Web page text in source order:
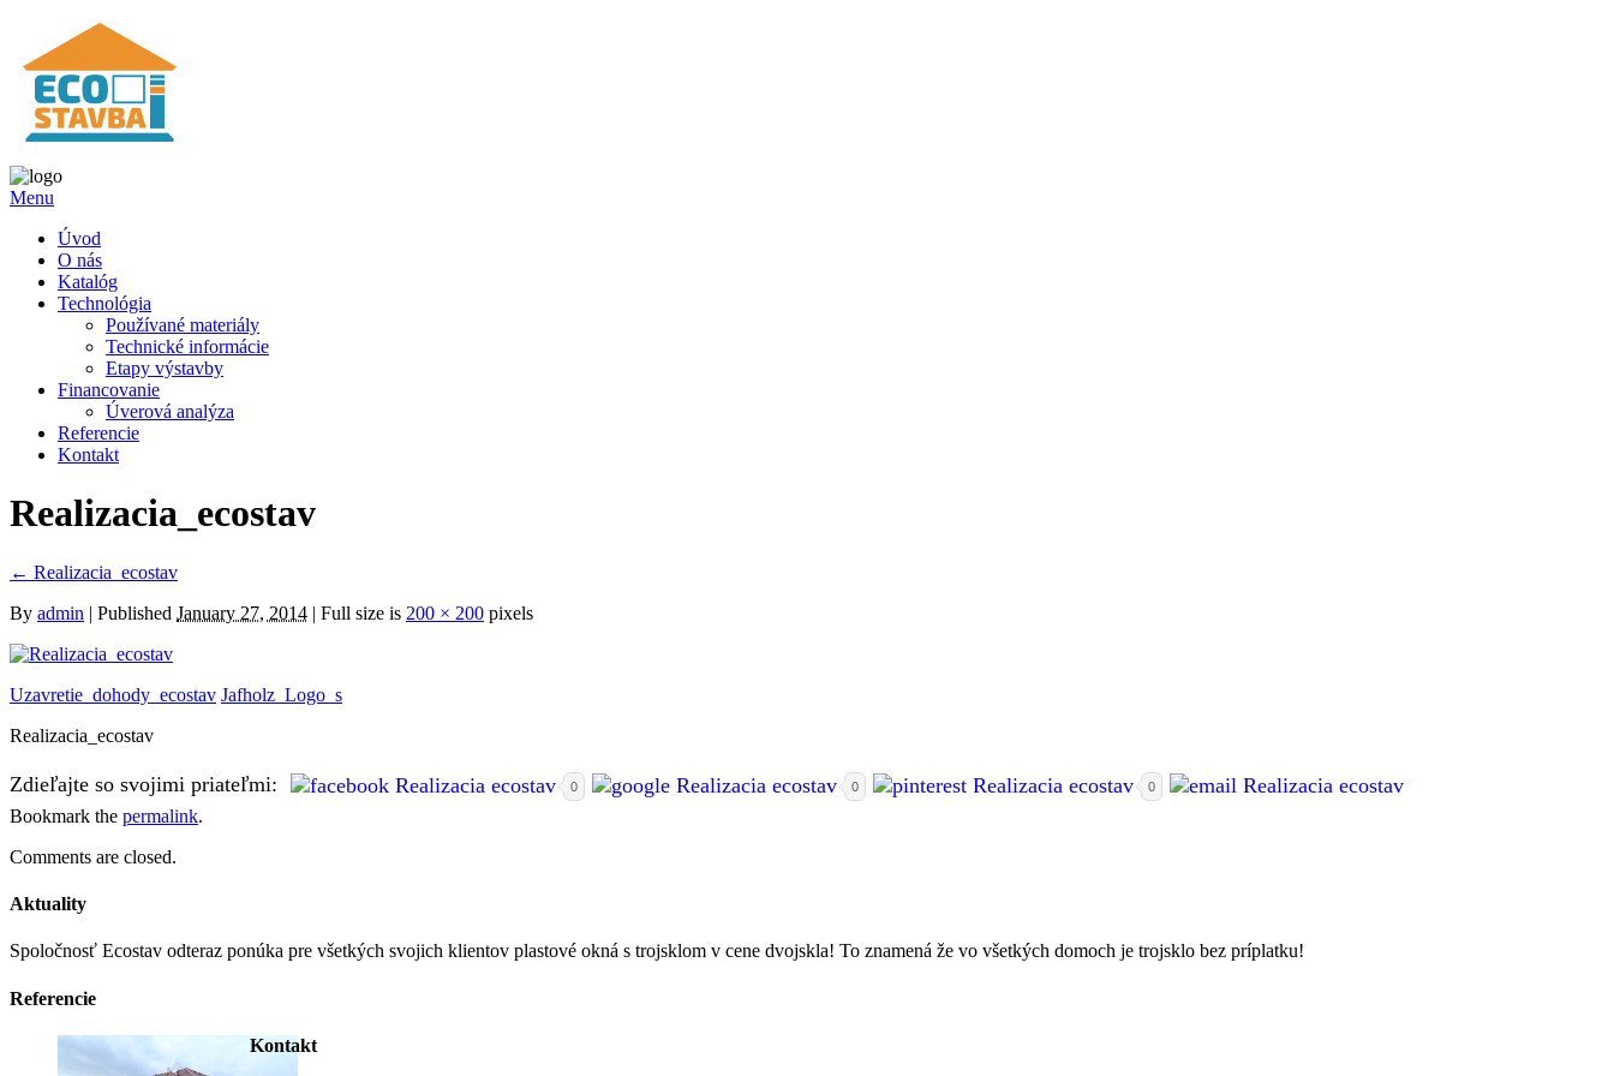
Menu
Úvod
O nás
Katalóg
Technológia
Používané materiály
Technické informácie
Etapy výstavby
Financovanie
Úverová analýza
Referencie
Kontakt
Realizacia_ecostav
← Realizacia_ecostav
By admin | Published January 27, 2014 | Full size is 200 × 200 pixels
Uzavretie_dohody_ecostav Jafholz_Logo_s
Realizacia_ecostav
Zdieľajte so svojimi priateľmi: 0 0 0
Bookmark the permalink.
Comments are closed.
Aktuality
Spoločnosť Ecostav odteraz ponúka pre všetkých svojich klientov plastové okná s trojsklom v cene dvojskla! To znamená že vo všetkých domoch je trojsklo bez príplatku!
Referencie
Kontakt